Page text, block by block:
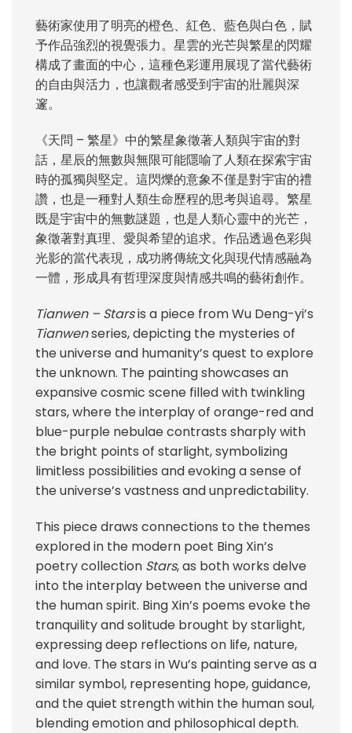
藝術家使用了明亮的橙色、紅色、藍色與白色，賦
予作品強烈的視覺張力。星雲的光芒與繁星的閃耀
構成了畫面的中心，這種色彩運用展現了當代藝術
的自由與活力，也讓觀者感受到宇宙的壯麗與深
邃。
《天問 – 繁星》中的繁星象徵著人類與宇宙的對
話，星辰的無數與無限可能隱喻了人類在探索宇宙
時的孤獨與堅定。這閃爍的意象不僅是對宇宙的禮
讚，也是一種對人類生命歷程的思考與追尋。繁星
既是宇宙中的無數謎題，也是人類心靈中的光芒，
象徵著對真理、愛與希望的追求。作品透過色彩與
光影的當代表現，成功將傳統文化與現代情感融為
一體，形成具有哲理深度與情感共鳴的藝術創作。
Tianwen – Starsis a piece from Wu Deng-yi’s
Tianwenseries, depicting the mysteries of
the universe and humanity’s quest to explore
the unknown. The painting showcases an
expansive cosmic scene filled with twinkling
stars, where the interplay of orange-red and
blue-purple nebulae contrasts sharply with
the bright points of starlight, symbolizing
limitless possibilities and evoking a sense of
the universe’s vastness and unpredictability.
This piece draws connections to the themes
explored in the modern poet Bing Xin’s
poetry collection Stars, as both works delve
into the interplay between the universe and
the human spirit. Bing Xin’s poems evoke the
tranquility and solitude brought by starlight,
expressing deep reflections on life, nature,
and love. The stars in Wu’s painting serve as a
similar symbol, representing hope, guidance,
and the quiet strength within the human soul,
blending emotion and philosophical depth.